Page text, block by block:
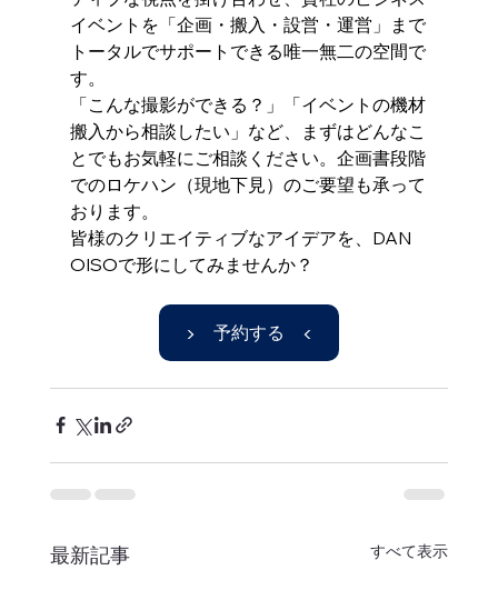
イベントを「企画・搬入・設営・運営」まで
トータルでサポートできる唯一無二の空間で
す。
「こんな撮影ができる？」「イベントの機材
搬入から相談したい」など、まずはどんなこ
とでもお気軽にご相談ください。企画書段階
でのロケハン（現地下見）のご要望も承って
おります。
皆様のクリエイティブなアイデアを、DAN
OISOで形にしてみませんか？
▶ 予約する ◀
最新記事 すべて表示